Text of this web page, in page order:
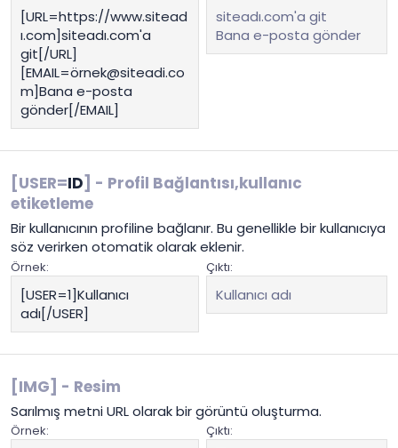
[URL=https://www.sitead
ı.com]siteadı.com'a
git[/URL]
[EMAIL=örnek@siteadi.co
m]Bana e-posta
gönder[/EMAIL]
siteadı.com'a git
Bana e-posta gönder
[USER=ID] - Profil Bağlantısı,kullanıc
etiketleme
Bir kullanıcının profiline bağlanır. Bu genellikle bir kullanıcıya
söz verirken otomatik olarak eklenir.
Örnek:
[USER=1]Kullanıcı
adı[/USER]
Çıktı:
Kullanıcı adı
[IMG] - Resim
Sarılmış metni URL olarak bir görüntü oluşturma.
Örnek: Çıktı: